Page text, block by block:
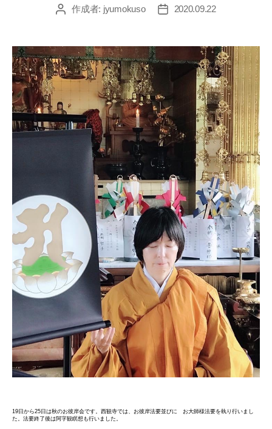
投 作成者: jyumokuso
投
2020.09.22
19日から25日は秋のお彼岸会です。西観寺では、お彼岸法要並びに お大師様法要を執り行いまし
た。法要終了後は阿字観瞑想も行いました。